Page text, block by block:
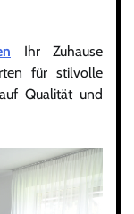
Ihr Zuhause
für stilvolle
Qualität und